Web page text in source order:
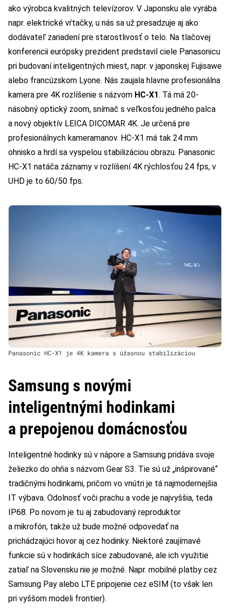
ako výrobca kvalitných televízorov. V Japonsku ale vyrába
napr. elektrické vŕtačky, u nás sa už presadzuje aj ako
dodávateľ zariadení pre starostlivosť o telo. Na tlačovej
konferencii európsky prezident predstavil ciele Panasonicu
pri budovaní inteligentných miest, napr. v japonskej Fujisawe
alebo francúzskom Lyone. Nás zaujala hlavne profesionálna
kamera pre 4K rozlíšenie s názvom HC-X1. Tá má 20-
násobný optický zoom, snímač s veľkosťou jedného palca
a nový objektív LEICA DICOMAR 4K. Je určená pre
profesionálnych kameramanov. HC-X1 má tak 24 mm
ohnisko a hrdí sa vyspelou stabilizáciou obrazu. Panasonic
HC-X1 natáča záznamy v rozlíšení 4K rýchlosťou 24 fps, v
UHD je to 60/50 fps.
Panasonic HC-X1 je 4K kamera s úžasnou stabilizáciou
Samsung s novými
inteligentnými hodinkami
a prepojenou domácnosťou
Inteligentné hodinky sú v nápore a Samsung pridáva svoje
želiezko do ohňa s názvom Gear S3. Tie sú už „inšpirované“
tradičnými hodinkami, pričom vo vnútri je tá najmodernejšia
IT výbava. Odolnosť voči prachu a vode je najvyššia, teda
IP68. Po novom je tu aj zabudovaný reproduktor
a mikrofón, takže už bude možné odpovedať na
prichádzajúci hovor aj cez hodinky. Niektoré zaujímavé
funkcie sú v hodinkách síce zabudované, ale ich využitie
zatiaľ na Slovensku nie je možné. Napr. mobilné platby cez
Samsung Pay alebo LTE pripojenie cez eSIM (to však len
pri vyššom modeli frontier).